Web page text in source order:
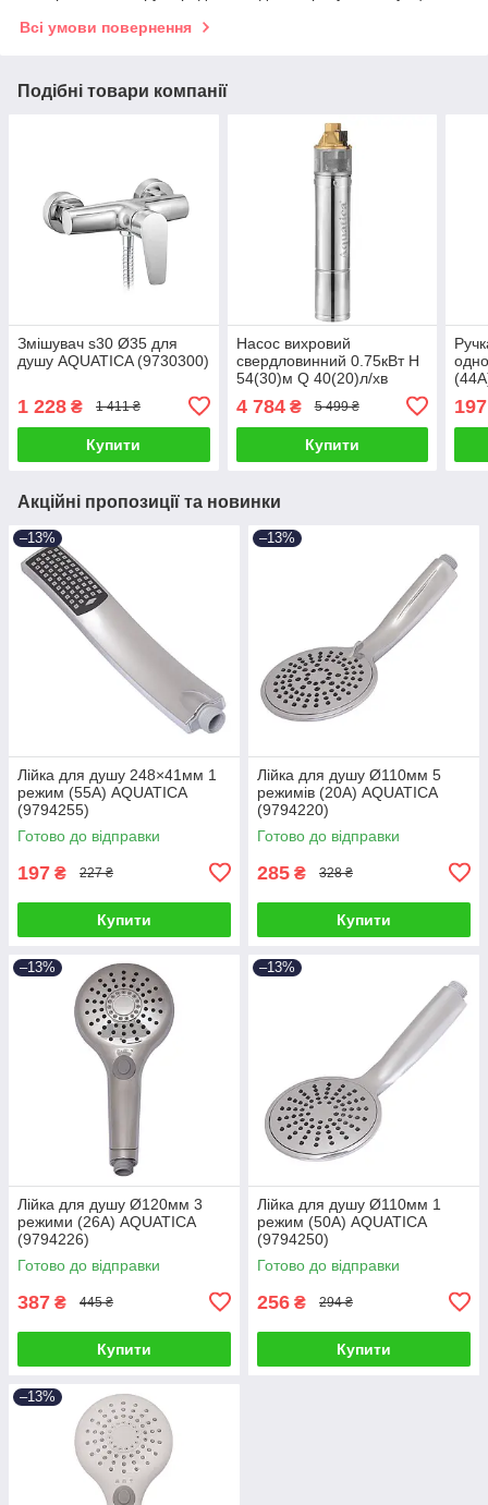
Всі умови повернення
Подібні товари компанії
Змішувач s30 Ø35 для
душу AQUATICA (9730300)
1 228 ₴ 1 411 ₴
Купити
Насос вихровий
свердловинний 0.75кВт H
54(30)м Q 40(20)л/хв
(DONGYIN) 3SKm100
(777302)
4 784₴ 5 499 ₴
Купити
197
Акційні пропозиції та новинки
–13%
Лійка для душу 248×41мм 1
режим (55A) AQUATICA
(9794255)
Готово до відправки
197 ₴ 227 ₴
Купити
–13%
Лійка для душу Ø110мм 5
режимів (20A) AQUATICA
(9794220)
Готово до відправки
285 ₴ 328 ₴
Купити
–13%
Лійка для душу Ø120мм 3
режими (26A) AQUATICA
(9794226)
Готово до відправки
387 ₴ 445 ₴
Купити
–13%
Лійка для душу Ø110мм 1
режим (50A) AQUATICA
(9794250)
Готово до відправки
256 ₴ 294 ₴
Купити
–13%